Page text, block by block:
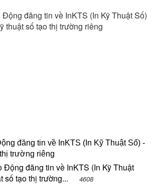
đăng tin về InKTS (In Kỹ Thuật Số) -
trường riêng
Động đăng tin về InKTS (In Kỹ Thuật
số tạo thị trường...
4608